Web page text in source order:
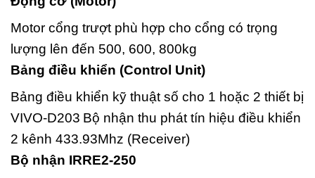
Motor cổng trượt phù hợp cho cổng có trọng
lượng lên đến 500, 600, 800kg
Bảng điều khiển (Control Unit)
Bảng điều khiển kỹ thuật số cho 1 hoặc 2 thiết bị
VIVO-D203 Bộ nhận thu phát tín hiệu điều khiển
2 kênh 433.93Mhz (Receiver)
Bộ nhận IRRE2-250